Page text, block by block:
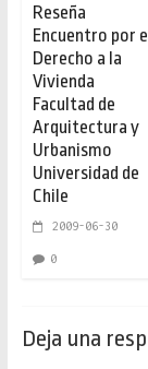
Reseña
Encuentro por
Derecho a la
Vivienda
Facultad de
Arquitectura y
Urbanismo
Universidad de
Chile
2009-06-30
0
Deja una